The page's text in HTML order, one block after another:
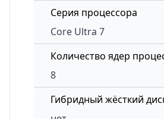
Серия процессора
Core Ultra 7
Количество ядер
8
Гибридный жёсткий